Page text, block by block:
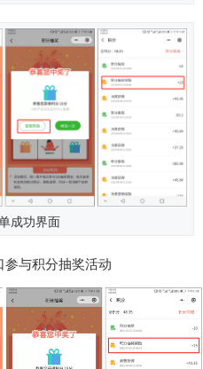
成功界面
与积分抽奖活动